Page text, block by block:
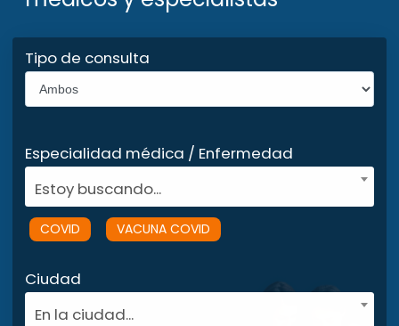
Tipo de consulta
Especialidad médica / Enfermedad
Estoy buscando...
COVID VACUNA COVID
Ciudad
En la ciudad...